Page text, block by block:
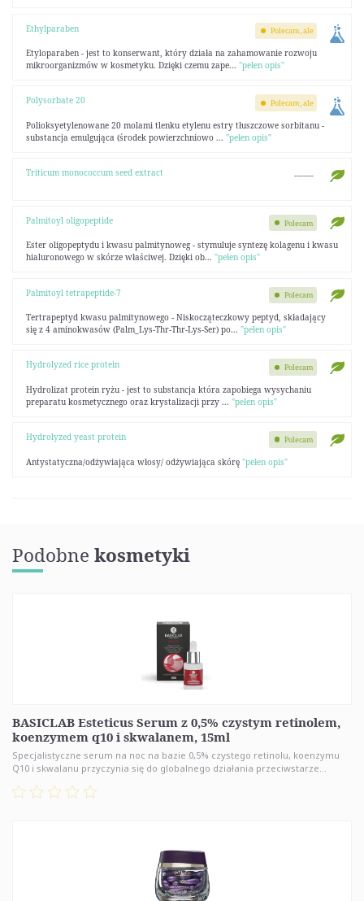
Ethylparaben
Etyloparaben - jest to konserwant, który działa na zahamowanie rozwoju
mikroorganizmów w kosmetyku. Dzięki czemu zape... "pełen opis"
Polecam, ale
Polysorbate 20
Polioksyetylenowane 20 molami tlenku etylenu estry tłuszczowe sorbitanu -
substancja emulgująca (środek powierzchniowo ... "pełen opis"
Polecam, ale
Triticum monococcum seed extract --------
Palmitoyl oligopeptide
Ester oligopeptydu i kwasu palmitynoweg - stymuluje syntezę kolagenu i kwasu
hialuronowego w skórze właściwej. Dzięki ob... "pełen opis"
Polecam
Palmitoyl tetrapeptide-7
Tertrapeptyd kwasu palmitynowego - Niskocząteczkowy peptyd, składający
się z 4 aminokwasów (Palm_Lys-Thr-Thr-Lys-Ser) po... "pełen opis"
Polecam
Hydrolyzed rice protein
Hydrolizat protein ryżu - jest to substancja która zapobiega wysychaniu
preparatu kosmetycznego oraz krystalizacji przy ... "pełen opis"
Polecam
Hydrolyzed yeast protein
Antystatyczna/odżywiająca włosy/ odżywiająca skórę "pełen opis"
Polecam
Podobne kosmetyki
BASICLAB Esteticus Serum z 0,5% czystym retinolem,
koenzymem q10 i skwalanem, 15ml
Specjalistyczne serum na noc na bazie 0,5% czystego retinolu, koenzymu
Q10 i skwalanu przyczynia się do globalnego działania przeciwstarze...